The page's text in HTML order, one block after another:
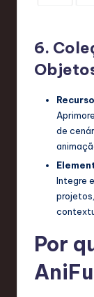
6.
de
Integre
Por